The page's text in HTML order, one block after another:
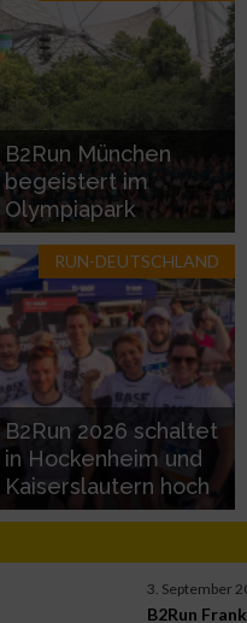
B2Run München
begeistert im
Olympiapark
RUN-DEUTSCHLAND
B2Run 2026 schaltet
in Hockenheim und
Kaiserslautern hoch
3. September
B2Run